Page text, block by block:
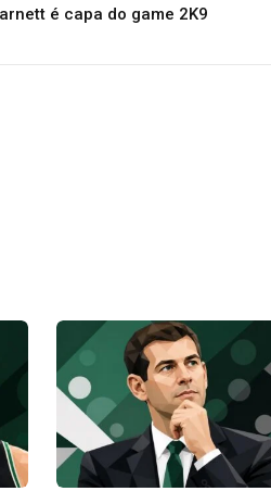
é capa do game 2K9